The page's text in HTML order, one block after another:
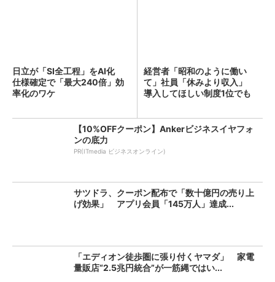
日立が「SI全工程」をAI化
仕様確定で「最大240倍」効
率化のワケ
経営者「昭和のように働い
て」社員「休みより収入」
導入してほしい制度1位でも
【10%OFFクーポン】Ankerビジネスイヤフォ
ンの底力
PR(ITmedia ビジネスオンライン)
サツドラ、クーポン配布で「数十億円の売り上
げ効果」 アプリ会員「145万人」達成...
「エディオン徒歩圏に張り付くヤマダ」 家電
量販店“2.5兆円統合”が一筋縄ではい...